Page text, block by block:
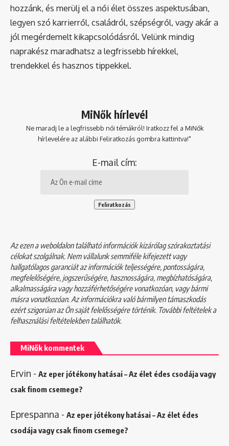
hozzánk, és merülj el a női élet összes aspektusában,
legyen szó karrierről, családról, szépségről, vagy akár a
jól megérdemelt kikapcsolódásról. Velünk mindig
naprakész maradhatsz a legfrissebb hírekkel,
trendekkel és hasznos tippekkel.
MiNők hírlevél
Ne maradj le a legfrissebb női témákról! Iratkozz fel a MiNők
hírlevelére az alábbi Feliratkozás gombra kattintva!"
E-mail cím:
Az ezen a weboldalon található információk kizárólag szórakoztatási
célokat szolgálnak. Nem vállalunk semmiféle kifejezett vagy
hallgatólagos garanciát az információk teljességére, pontosságára,
megfelelőségére, jogszerűségére, hasznosságára, megbízhatóságára,
alkalmasságára vagy hozzáférhetőségére vonatkozóan, vagy bármi
másra vonatkozóan. Az információkra való bármilyen támaszkodás
ezért szigorúan az Ön saját felelősségére történik. További feltételek a
felhasználási feltételekbentalálhatók.
MiNők kommentek
Ervin - Az eper jótékony hatásai – Az élet édes csodája vagy
csak finom csemege?
Eprespanna - Az eper jótékony hatásai – Az élet édes
csodája vagy csak finom csemege?